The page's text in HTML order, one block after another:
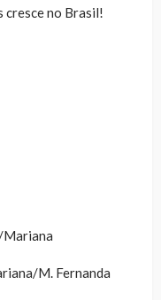
cresce no Brasil!
Mariana
M. Fernanda